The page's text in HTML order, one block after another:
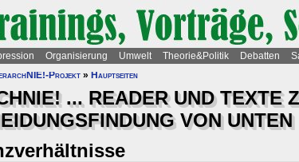
Organisierung Umwelt Theorie&Politik Debatten
Projekt » Hauptseiten
... READER UND TEXTE
VON UNTEN